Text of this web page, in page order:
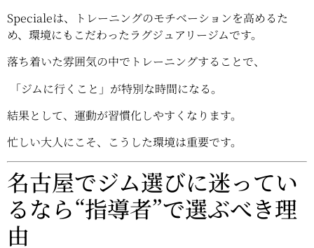
Specialeは、トレーニングのモチベーションを高めるた
め、環境にもこだわったラグジュアリージムです。
落ち着いた雰囲気の中でトレーニングすることで、
「ジムに行くこと」が特別な時間になる。
結果として、運動が習慣化しやすくなります。
忙しい大人にこそ、こうした環境は重要です。
名古屋でジム選びに迷ってい
るなら“指導者”で選ぶべき理
由